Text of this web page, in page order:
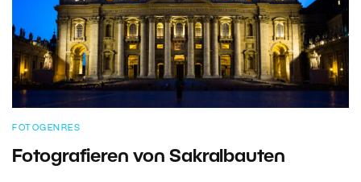
FOTOGENRES
Fotografieren von Sakralbauten